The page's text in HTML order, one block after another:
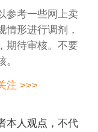
参考一些网上卖
情形进行调剂，
期待审核。不要
注 >>>
本人观点，不代